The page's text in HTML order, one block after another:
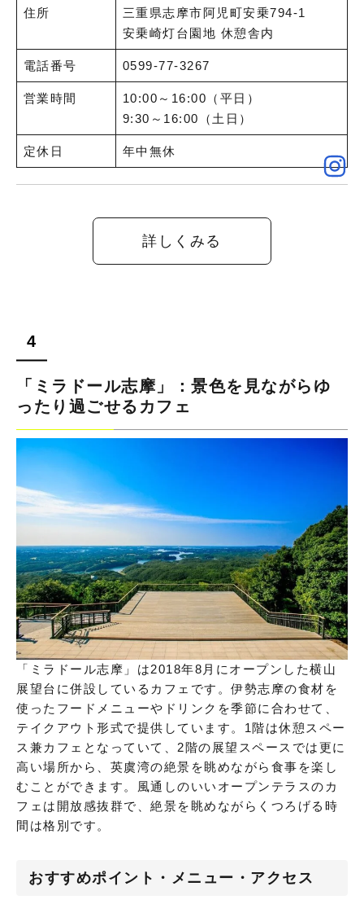
住所
三重県志摩市阿児町安乗794-1
安乗崎灯台園地 休憩舎内
電話番号 0599-77-3267
営業時間
10:00～16:00（平日）
9:30～16:00（土日）
定休日 年中無休
詳しくみる
「ミラドール志摩」：景色を見ながらゆ
ったり過ごせるカフェ
「ミラドール志摩」は2018年8月にオープンした横山
展望台に併設しているカフェです。伊勢志摩の食材を
使ったフードメニューやドリンクを季節に合わせて、
テイクアウト形式で提供しています。1階は休憩スペー
ス兼カフェとなっていて、2階の展望スペースでは更に
高い場所から、英虞湾の絶景を眺めながら食事を楽し
むことができます。風通しのいいオープンテラスのカ
フェは開放感抜群で、絶景を眺めながらくつろげる時
間は格別です。
おすすめポイント・メニュー・アクセス